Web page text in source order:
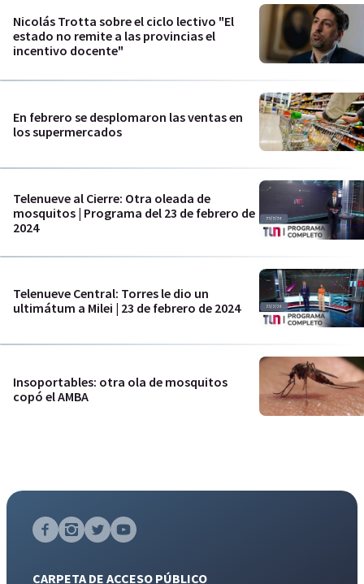
Nicolás Trotta sobre el ciclo lectivo "El
estado no remite a las provincias el
incentivo docente"
En febrero se desplomaron las ventas en
los supermercados
Telenueve al Cierre: Otra oleada de
mosquitos | Programa del 23 de febrero de
2024
Telenueve Central: Torres le dio un
ultimátum a Milei | 23 de febrero de 2024
Insoportables: otra ola de mosquitos
copó el AMBA
CARPETA DE ACCESO PÚBLICO